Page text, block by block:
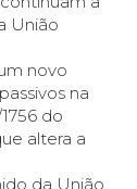
União
novo
na
do
altera a
da União